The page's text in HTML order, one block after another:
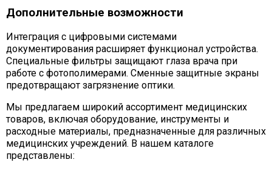
Дополнительные возможности
Интеграция с цифровыми системами
документирования расширяет функционал устройства.
Специальные фильтры защищают глаза врача при
работе с фотополимерами. Сменные защитные экраны
предотвращают загрязнение оптики.
Мы предлагаем широкий ассортимент медицинских
товаров, включая оборудование, инструменты и
расходные материалы, предназначенные для различных
медицинских учреждений. В нашем каталоге
представлены: